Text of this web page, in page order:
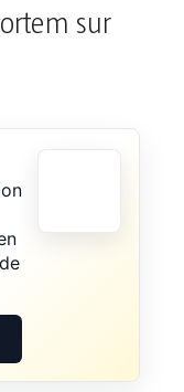
sur